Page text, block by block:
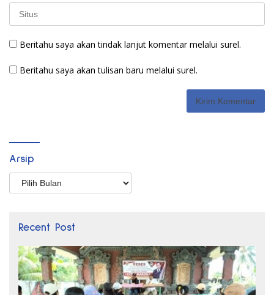
Beritahu saya akan tindak lanjut komentar melalui surel.
Beritahu saya akan tulisan baru melalui surel.
Arsip
Arsip
Recent Post